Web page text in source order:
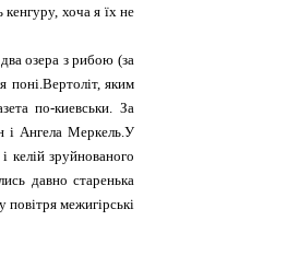
хоча я їх не
озера з рибою (за
поні.Вертоліт, яким
по-киевськи. За
і Ангела Меркель.У
келій зруйнованого
давно старенька
межигірські